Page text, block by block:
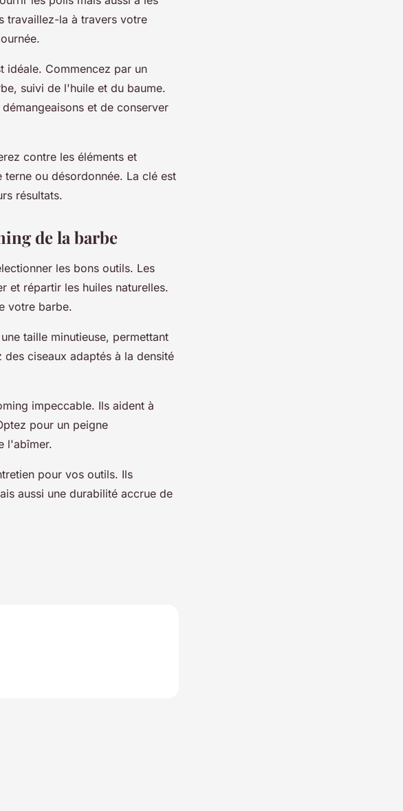
travaillez-la à travers votre
idéale. Commencez par un
suivi de l'huile et du baume.
et de conserver
contre les éléments et
ou désordonnée. La clé est
résultats.
de la barbe
les bons outils. Les
et répartir les huiles naturelles.
votre barbe.
taille minutieuse, permettant
ciseaux adaptés à la densité
impeccable. Ils aident à
pour un peigne
l'abîmer.
pour vos outils. Ils
aussi une durabilité accrue de